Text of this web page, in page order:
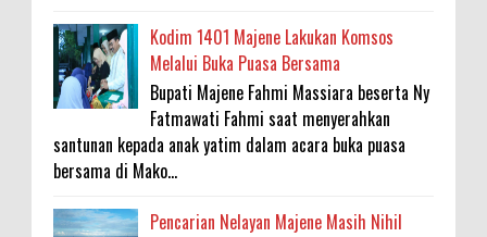
Kodim 1401 Majene Lakukan Komsos
Melalui Buka Puasa Bersama
Bupati Majene Fahmi Massiara beserta Ny
Fatmawati Fahmi saat menyerahkan
santunan kepada anak yatim dalam acara buka puasa
bersama di Mako...
Pencarian Nelayan Majene Masih Nihil